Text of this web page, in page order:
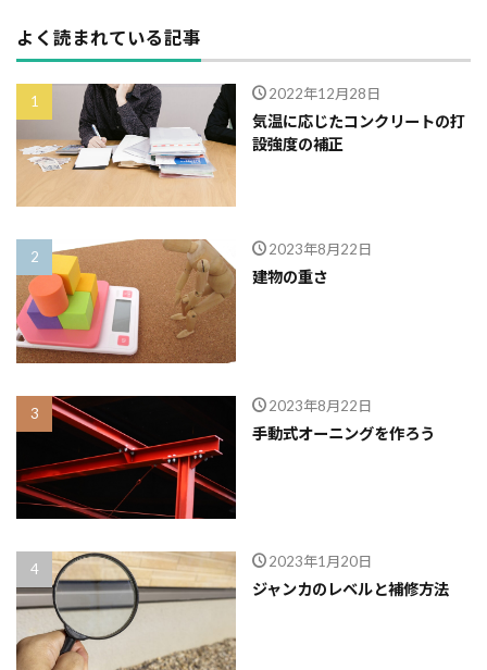
よく読まれている記事
2022年12月28日
気温に応じたコンクリートの打
設強度の補正
2023年8月22日
建物の重さ
2023年8月22日
手動式オーニングを作ろう
2023年1月20日
ジャンカのレベルと補修方法